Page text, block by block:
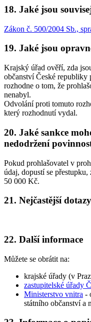
18. Jaké jsou
Zákon č. 500/2004 Sb.,
19. Jaké jsou
Krajský úřad ověří, zda
občanství České republiky
rozhodne o tom, že
nenabyl.
Odvolání proti tomuto
který rozhodnutí vydal.
20. Jaké sankce
nedodržení
Pokud prohlašovatel v
údaj, dopustí se
50 000 Kč.
21. Nejčastější dotazy
22. Další informace
Můžete se obrátit na:
krajské úřady (v
zastupitelské úřady
Ministerstvo vnitra -
státního občanství a